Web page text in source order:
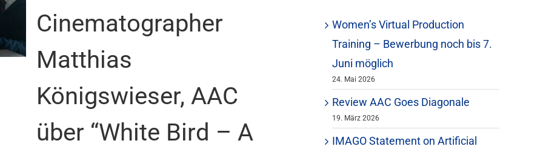
Cinematographer
Matthias
Königswieser, AAC
über “White Bird – A
Women’s Virtual Production
Training – Bewerbung noch bis 7.
Juni möglich
24. Mai 2026
Review AAC Goes Diagonale
19. März 2026
IMAGO Statement on Artificial